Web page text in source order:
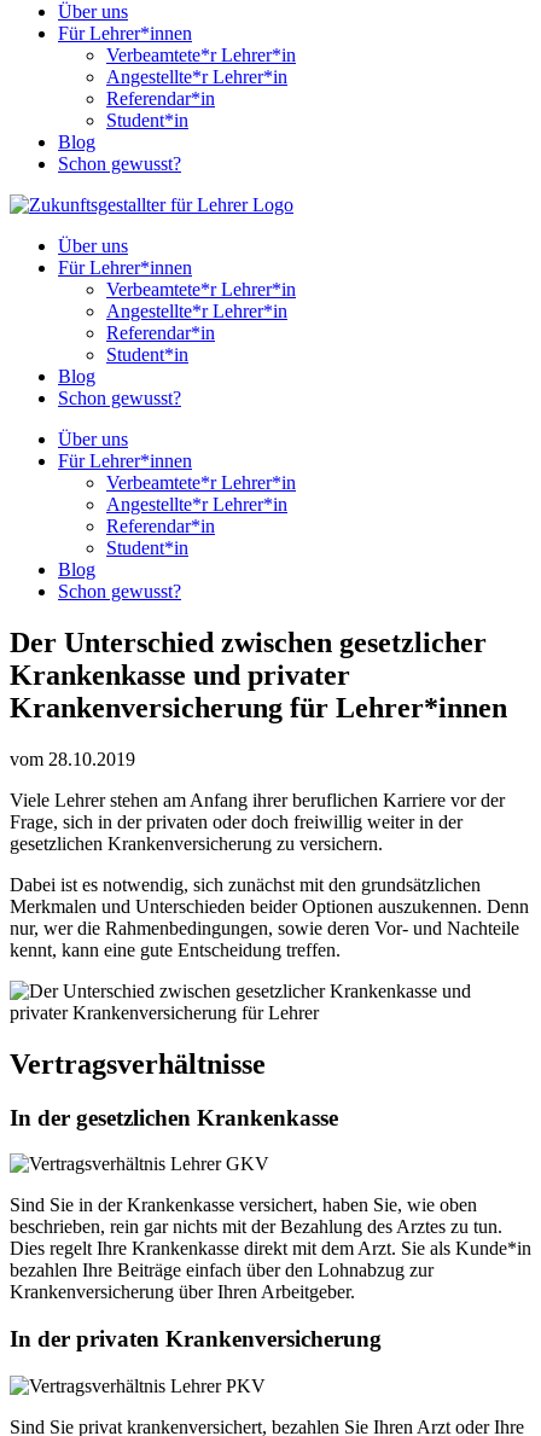
Über uns
Für Lehrer*innen
Verbeamtete*r Lehrer*in
Angestellte*r Lehrer*in
Referendar*in
Student*in
Blog
Schon gewusst?
Über uns
Für Lehrer*innen
Verbeamtete*r Lehrer*in
Angestellte*r Lehrer*in
Referendar*in
Student*in
Blog
Schon gewusst?
Über uns
Für Lehrer*innen
Verbeamtete*r Lehrer*in
Angestellte*r Lehrer*in
Referendar*in
Student*in
Blog
Schon gewusst?
Der Unterschied zwischen gesetzlicher
Krankenkasse und privater
Krankenversicherung für Lehrer*innen
vom 28.10.2019
Viele Lehrer stehen am Anfang ihrer beruflichen Karriere vor der
Frage, sich in der privaten oder doch freiwillig weiter in der
gesetzlichen Krankenversicherung zu versichern.
Dabei ist es notwendig, sich zunächst mit den grundsätzlichen
Merkmalen und Unterschieden beider Optionen auszukennen. Denn
nur, wer die Rahmenbedingungen, sowie deren Vor- und Nachteile
kennt, kann eine gute Entscheidung treffen.
Vertragsverhältnisse
In der gesetzlichen Krankenkasse
Sind Sie in der Krankenkasse versichert, haben Sie, wie oben
beschrieben, rein gar nichts mit der Bezahlung des Arztes zu tun.
Dies regelt Ihre Krankenkasse direkt mit dem Arzt. Sie als Kunde*in
bezahlen Ihre Beiträge einfach über den Lohnabzug zur
Krankenversicherung über Ihren Arbeitgeber.
In der privaten Krankenversicherung
Sind Sie privat krankenversichert, bezahlen Sie Ihren Arzt oder Ihre